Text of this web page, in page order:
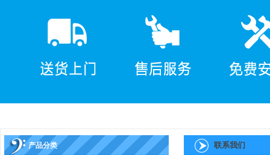
产品分类 联系我们